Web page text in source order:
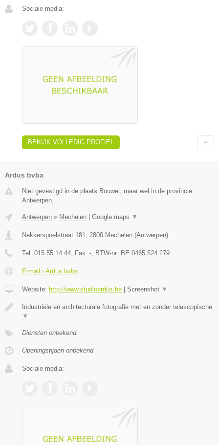
Sociale media:
BEKIJK VOLLEDIG PROFIEL
Ardus bvba
Niet gevestigd in de plaats Bouwel, maar wel in de provincie
Antwerpen.
Antwerpen » Mechelen | Google maps ▼
Nekkerspoelstraat 181 2800 Mechelen (Antwerpen)
Tel: 015 55 14 44 , Fax: - , BTW-nr: BE 0465 524 279
E-mail › Ardus bvba
Website: http://www.studioardus.be | Screenshot ▼
Industriële en architecturale fotografie met en zonder telescopische
▼
Diensten onbekend
Openingstijden onbekend
Sociale media: